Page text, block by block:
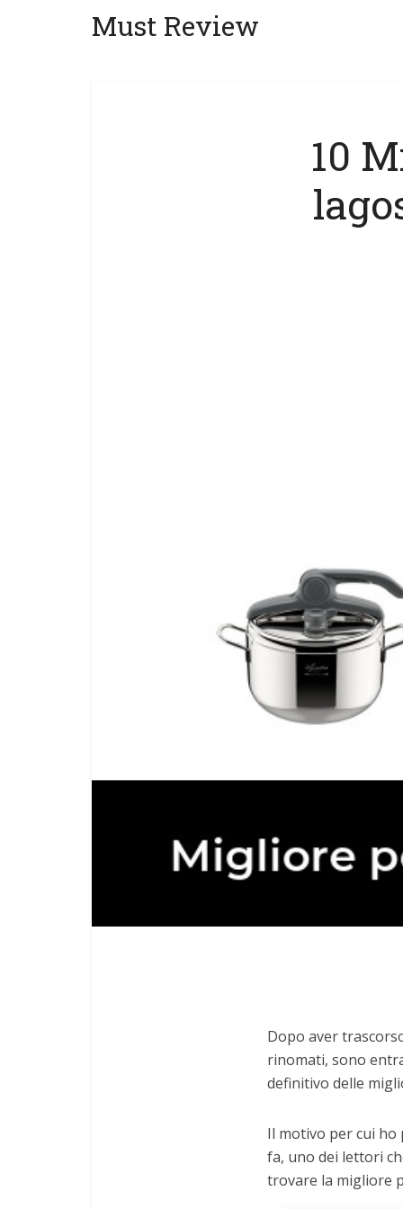
Must Review
10
Dopo aver
rinomati, sono
definitivo delle
Il motivo per cui
fa, uno dei lettori
trovare la migliore